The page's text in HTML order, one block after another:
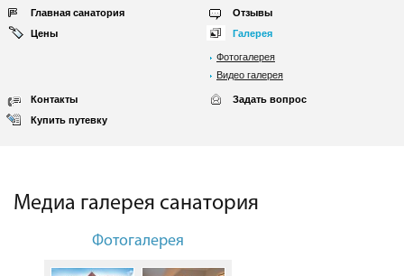
Главная санатория
Отзывы
Цены
Галерея
Фотогалерея
Видео галерея
Контакты
Задать вопрос
Купить путевку
Медиа галерея санатория
Фотогалерея